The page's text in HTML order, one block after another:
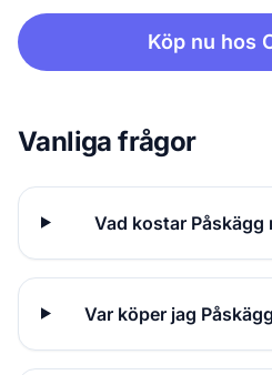
Köp nu hos
Vanliga frågor
Vad kostar Påskägg
Var köper jag